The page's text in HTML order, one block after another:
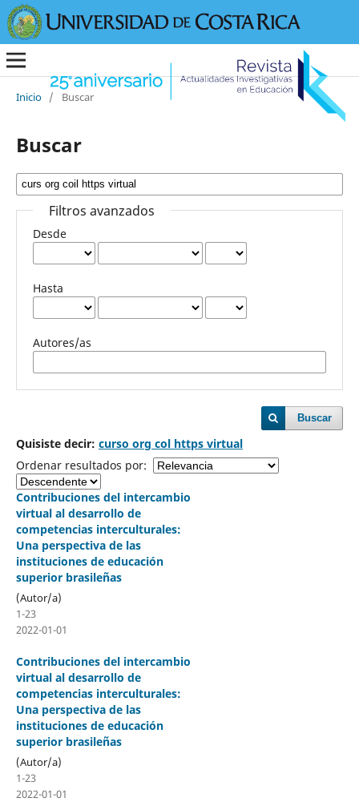
Inicio / Buscar
Buscar
Filtros avanzados
Desde
Hasta
Autores/as
Buscar
Quisiste decir: curso org col https virtual
Ordenar resultados por:
Contribuciones del intercambio
virtual al desarrollo de
competencias interculturales:
Una perspectiva de las
instituciones de educación
superior brasileñas
(Autor/a)
1-23
2022-01-01
Contribuciones del intercambio
virtual al desarrollo de
competencias interculturales:
Una perspectiva de las
instituciones de educación
superior brasileñas
(Autor/a)
1-23
2022-01-01